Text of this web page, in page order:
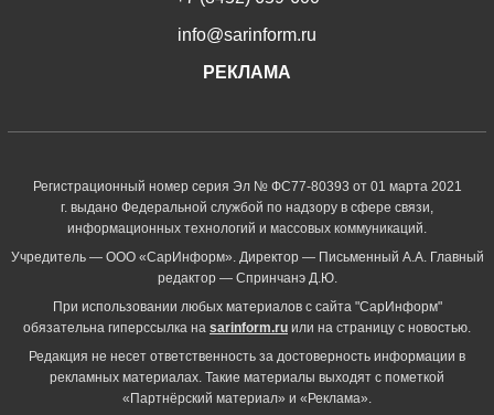
info@sarinform.ru
РЕКЛАМА
Регистрационный номер серия Эл № ФС77-80393 от 01 марта 2021
г. выдано Федеральной службой по надзору в сфере связи,
информационных технологий и массовых коммуникаций.
Учредитель — ООО «СарИнформ». Директор — Письменный А.А. Главный
редактор — Спринчанэ Д.Ю.
При использовании любых материалов с сайта "СарИнформ"
обязательна гиперссылка на sarinform.ru или на страницу с новостью.
Редакция не несет ответственность за достоверность информации в
рекламных материалах. Такие материалы выходят с пометкой
«Партнёрский материал» и «Реклама».